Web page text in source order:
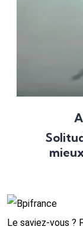
Le saviez-vous ?